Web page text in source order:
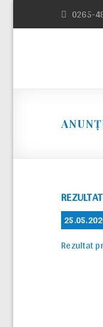
0265-
POSTED
ON
Rezultat